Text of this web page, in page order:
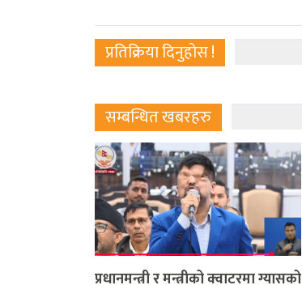
प्रतिक्रिया दिनुहोस !
सम्बन्धित खबरहरु
प्रधानमन्त्री र मन्त्रीको क्वाटरमा ग्यासको